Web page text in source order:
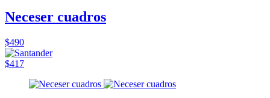
Neceser cuadros
$490
$417